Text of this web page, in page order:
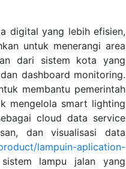
digital yang lebih efisien,
untuk menerangi area
dari sistem kota yang
dashboard monitoring.
membantu pemerintah
mengelola smart lighting
cloud data service
dan visualisasi data
lampuin-aplication-
lampu jalan yang